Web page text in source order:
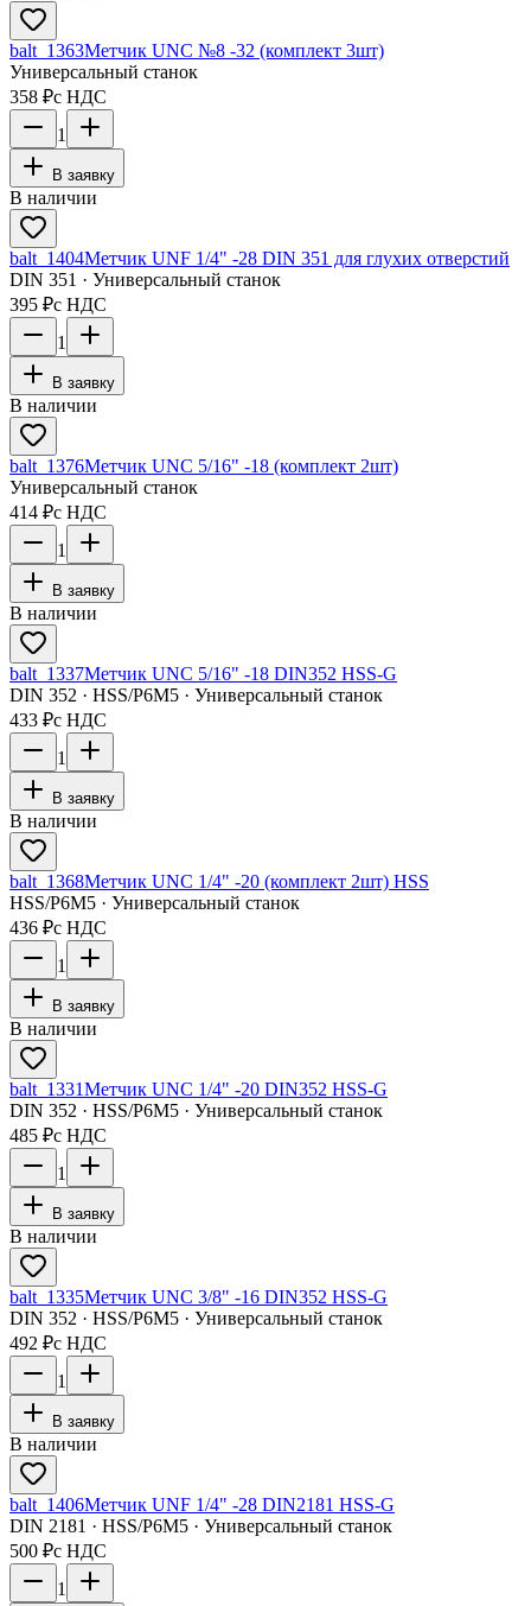
balt_1363Метчик UNC №8 -32 (комплект 3шт)
Универсальный станок
358 ₽с НДС
1
В заявку
В наличии
balt_1404Метчик UNF 1/4" -28 DIN 351 для глухих отверстий
DIN 351 · Универсальный станок
395 ₽с НДС
1
В заявку
В наличии
balt_1376Метчик UNC 5/16" -18 (комплект 2шт)
Универсальный станок
414 ₽с НДС
1
В заявку
В наличии
balt_1337Метчик UNC 5/16" -18 DIN352 HSS-G
DIN 352 · HSS/Р6М5 · Универсальный станок
433 ₽с НДС
1
В заявку
В наличии
balt_1368Метчик UNC 1/4" -20 (комплект 2шт) HSS
HSS/Р6М5 · Универсальный станок
436 ₽с НДС
1
В заявку
В наличии
balt_1331Метчик UNC 1/4" -20 DIN352 HSS-G
DIN 352 · HSS/Р6М5 · Универсальный станок
485 ₽с НДС
1
В заявку
В наличии
balt_1335Метчик UNC 3/8" -16 DIN352 HSS-G
DIN 352 · HSS/Р6М5 · Универсальный станок
492 ₽с НДС
1
В заявку
В наличии
balt_1406Метчик UNF 1/4" -28 DIN2181 HSS-G
DIN 2181 · HSS/Р6М5 · Универсальный станок
500 ₽с НДС
1